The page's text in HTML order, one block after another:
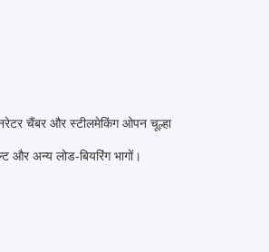
चैंबर और स्टीलमेकिंग ओपन चूल्हा
और अन्य लोड-बियरिंग भागों।